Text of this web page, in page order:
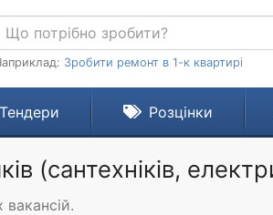
Зробити ремонт в 1-к квартирі
Тендери Розцінки
(сантехніків,
вакансій.